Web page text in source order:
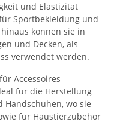
und Elastizität
Sportbekleidung und
können sie in
und Decken, als
verwendet werden.
Accessoires
für die Herstellung
wo sie
für Haustierzubehör